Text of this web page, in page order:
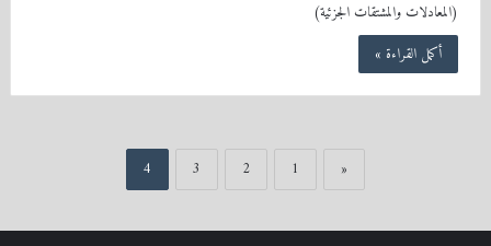
(المعادلات والمشتقات الجزئية)
أكمل القراءة »
«
1
2
3
4